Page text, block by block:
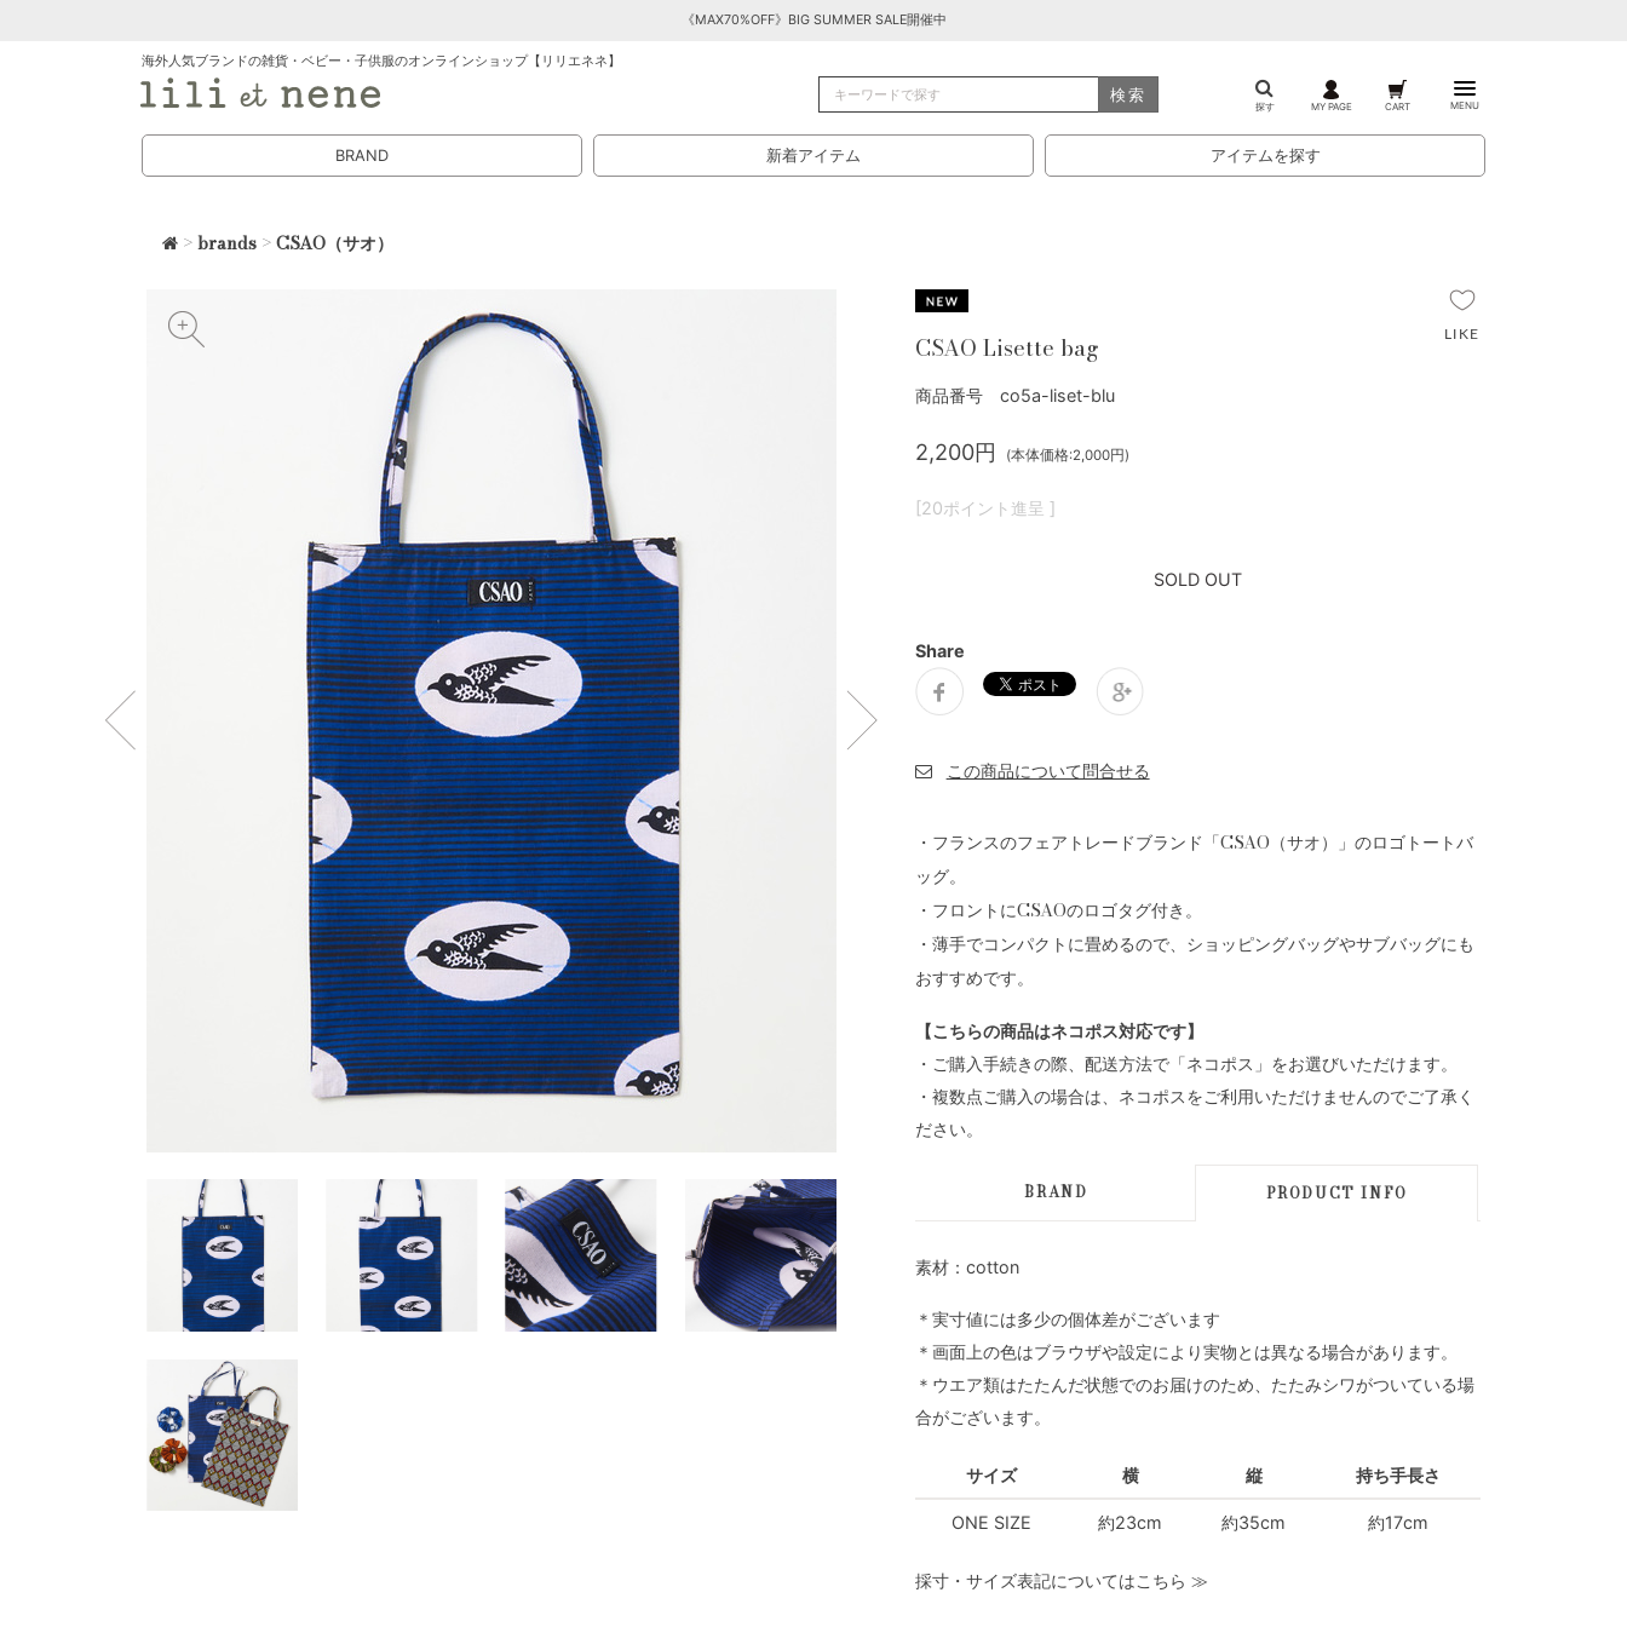
《MAX70%OFF》BIG SUMMER SALE開催中
海外人気ブランドの雑貨・ベビー・子供服のオンラインショップ【リリエネネ】
検索
探す MY PAGE CART MENU
BRAND 新着アイテム アイテムを探す
>brands >CSAO（サオ）
CSAO Lisette bag
商品番号 co5a-liset-blu
2,200円 (本体価格:2,000円)
[20ポイント進呈 ]
SOLD OUT
Share
・フランスのフェアトレードブランド「CSAO（サオ）」のロゴトートバ
ッグ。
・フロントにCSAOのロゴタグ付き。
・薄手でコンパクトに畳めるので、ショッピングバッグやサブバッグにも
おすすめです。
【こちらの商品はネコポス対応です】
・ご購入手続きの際、配送方法で「ネコポス」をお選びいただけます。
・複数点ご購入の場合は、ネコポスをご利用いただけませんのでご了承く
ださい。
BRAND PRODUCT INFO
素材：cotton
＊実寸値には多少の個体差がございます
＊画面上の色はブラウザや設定により実物とは異なる場合があります。
＊ウエア類はたたんだ状態でのお届けのため、たたみシワがついている場
合がございます。
サイズ 横 縦 持ち手長さ
ONE SIZE 約23cm 約35cm 約17cm
採寸・サイズ表記についてはこちら ≫